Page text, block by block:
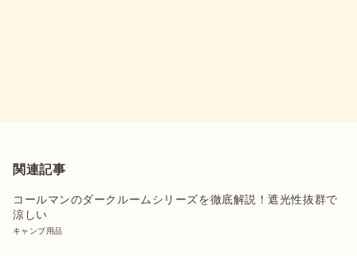
関連記事
コールマンのダークルームシリーズを徹底解説！遮光性抜群で
涼しい
キャンプ用品